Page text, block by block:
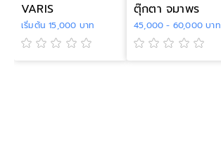
VARIS
เริ่มต้น 15,000 บาท
ตุ๊กตา จมาพร
45,000 - 60,000 บาท